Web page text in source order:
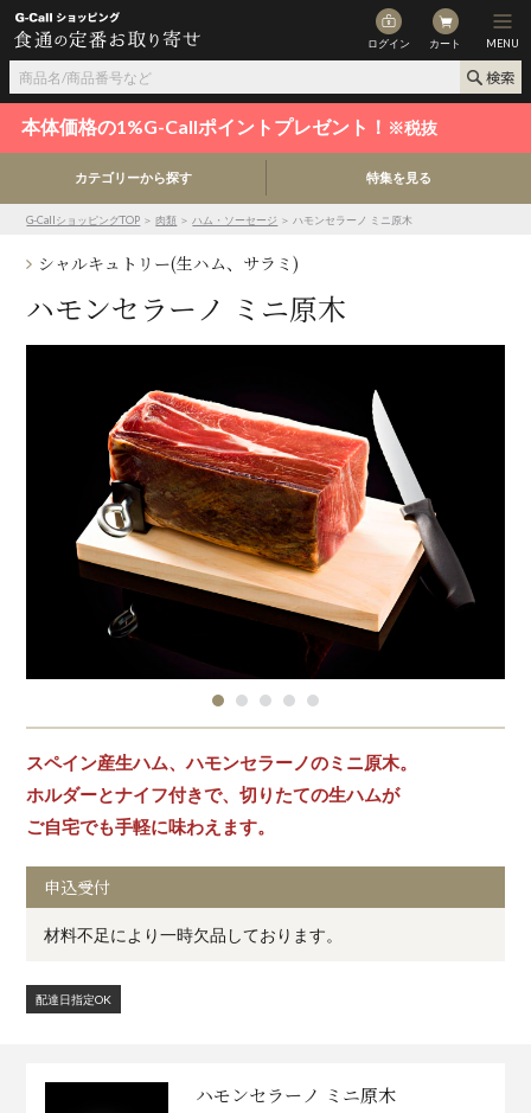
ログイン カート MENU
本体価格の1%G-Callポイントプレゼント！ ※税抜
カテゴリーから探す 特集を見る
G-CallショッピングTOP ＞肉類 ＞ ハム・ソーセージ ＞ ハモンセラーノ ミニ原木
シャルキュトリー(生ハム、サラミ)
ハモンセラーノ ミニ原木
スペイン産生ハム、ハモンセラーノのミニ原木。
ホルダーとナイフ付きで、切りたての生ハムが
ご自宅でも手軽に味わえます。
申込受付
材料不足により一時欠品しております。
配達日指定OK
ハモンセラーノ ミニ原木